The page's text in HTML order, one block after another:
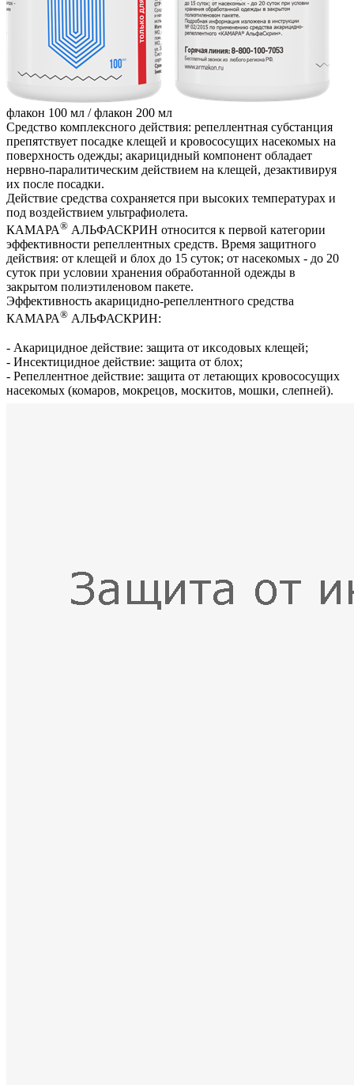
флакон 100 мл /флакон 200 мл
Средство комплексного действия: репеллентная субстанция
препятствует посадке клещей и кровососущих насекомых на
поверхность одежды; акарицидный компонент обладает
нервно-паралитическим действием на клещей, дезактивируя
их после посадки.
Действие средства сохраняется при высоких температурах и
под воздействием ультрафиолета.
КАМАРА® АЛЬФАСКРИН относится к первой категории
эффективности репеллентных средств. Время защитного
действия: от клещей и блох до 15 суток; от насекомых - до 20
суток при условии хранения обработанной одежды в
закрытом полиэтиленовом пакете.
Эффективность акарицидно-репеллентного средства
КАМАРА® АЛЬФАСКРИН:
- Акарицидное действие: защита от иксодовых клещей;
- Инсектицидное действие: защита от блох;
- Репеллентное действие: защита от летающих кровососущих
насекомых (комаров, мокрецов, москитов, мошки, слепней).